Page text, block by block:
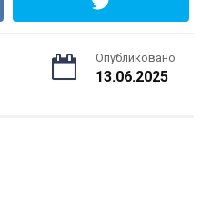
Опубликовано
13.06.2025